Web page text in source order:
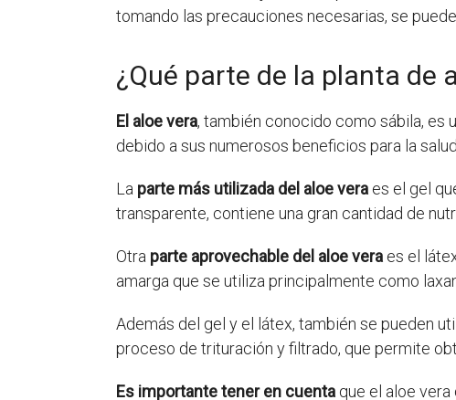
tomando las precauciones necesarias, se
¿Qué parte de la planta de
El aloe vera, también conocido como sábila, es
debido a sus numerosos beneficios para la
La parte más utilizada del aloe vera es el gel
transparente, contiene una gran cantidad de
Otra parte aprovechable del aloe vera es el
amarga que se utiliza principalmente como
Además del gel y el látex, también se pueden
proceso de trituración y filtrado, que permite
Es importante tener en cuenta que el aloe